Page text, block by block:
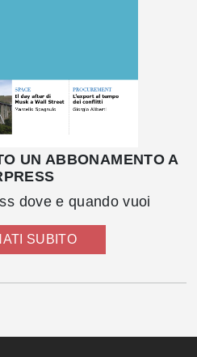
UN ABBONAMENTO A
dove e quando vuoi
SUBITO